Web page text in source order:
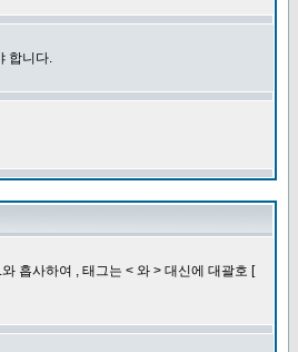
합니다.
흡사하여 , 태그는 < 와 > 대신에 대괄호 [